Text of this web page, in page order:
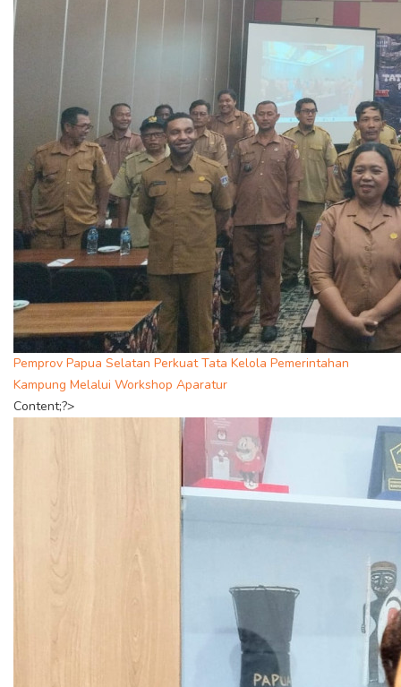
Pemprov Papua Selatan Perkuat Tata Kelola Pemerintahan
Kampung Melalui Workshop Aparatur
Content;?>